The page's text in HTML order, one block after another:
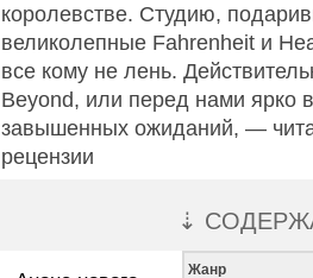
королевстве. Студию,
великолепные Fahrenheit и
все кому не лень.
Beyond, или перед нами ярко
завышенных ожиданий, —
рецензии
⇣
Жанр